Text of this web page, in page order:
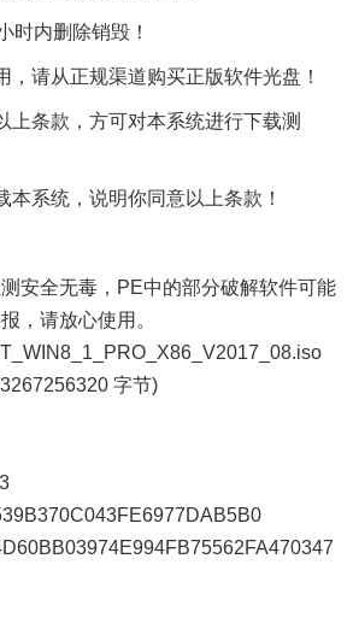
内删除销毁！
请从正规渠道购买正版软件光盘！
条款，方可对本系统进行下载测
系统，说明你同意以上条款！
安全无毒，PE中的部分破解软件可能
，请放心使用。
字节)